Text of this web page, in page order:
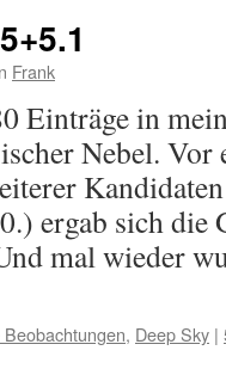
Frank
Einträge in
Nebel.
ergab sich die
mal wieder
, Deep Sky |